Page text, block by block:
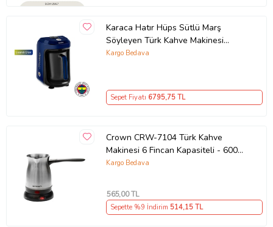
Karaca Hatır Hüps Sütlü Marş
Söyleyen Türk Kahve Makinesi
Fenerbahçe Lisanslı
Kargo Bedava
Sepet Fiyatı 6795,75 TL
Crown CRW-7104 Türk Kahve
Makinesi 6 Fincan Kapasiteli - 600
W (Gri)
Kargo Bedava
565,00 TL
Sepette %9 İndirim 514,15 TL